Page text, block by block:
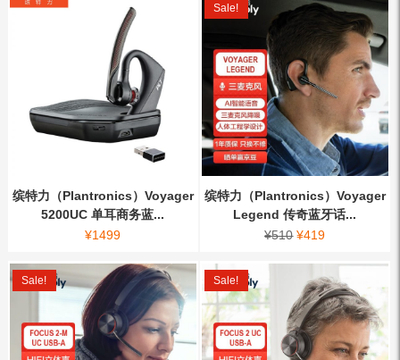
缤特力（Plantronics）Voyager
5200UC 单耳商务蓝...
¥1499
Sale!
缤特力（Plantronics）Voyager
Legend 传奇蓝牙话...
¥510 ¥419
Sale! Sale!